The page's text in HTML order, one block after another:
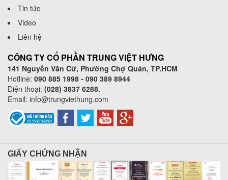
Tin tức
Video
Liên hệ
CÔNG TY CỔ PHẦN TRUNG VIỆT HƯNG
141 Nguyễn Văn Cừ, Phường Chợ Quán, TP.HCM
Hotline: 090 885 1998 - 090 389 8944
Điện thoại: (028) 3837 6288.
Email: info@trungviethung.com
GIẤY CHỨNG NHẬN